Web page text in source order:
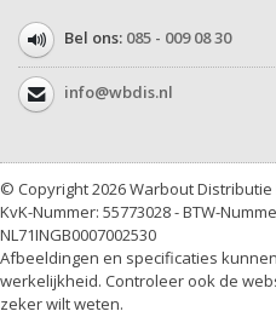
Bel ons: 085 - 009 08 30
info@wbdis.nl
© Copyright 2026 Warbout Distributie
KvK-Nummer: 55773028 - BTW-
NL71INGB0007002530
Afbeeldingen en specificaties
werkelijkheid. Controleer ook de
zeker wilt weten.